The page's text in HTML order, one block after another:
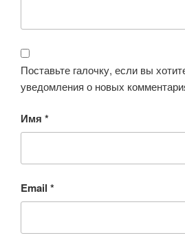
Поставьте галочку, если вы
уведомления о новых
Имя *
Email *